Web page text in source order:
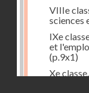
VIIIe
sciences
IXe
et
(p.9x1)
Xe